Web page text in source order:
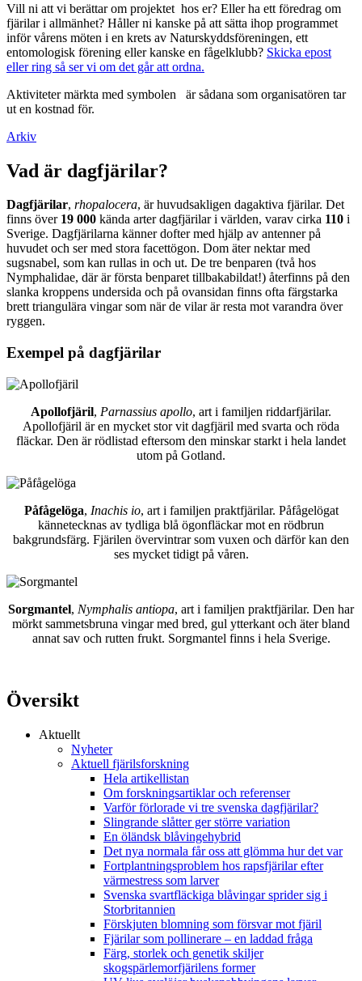
Vill ni att vi berättar om projektet hos er? Eller ha ett föredrag om
fjärilar i allmänhet? Håller ni kanske på att sätta ihop programmet
inför vårens möten i en krets av Naturskyddsföreningen, ett
entomologisk förening eller kanske en fågelklubb? Skicka epost
eller ring så ser vi om det går att ordna.
Aktiviteter märkta med symbolen
är sådana som organisatören tar
ut en kostnad för.
Arkiv
Vad är dagfjärilar?
Dagfjärilar, rhopalocera, är huvudsakligen dagaktiva fjärilar. Det
finns över 19 000 kända arter dagfjärilar i världen, varav cirka 110 i
Sverige. Dagfjärilarna känner dofter med hjälp av antenner på
huvudet och ser med stora facettögon. Dom äter nektar med
sugsnabel, som kan rullas in och ut. De tre benparen (två hos
Nymphalidae, där är första benparet tillbakabildat!) återfinns på den
slanka kroppens undersida och på ovansidan finns ofta färgstarka
brett triangulära vingar som när de vilar är resta mot varandra över
ryggen.
Exempel på dagfjärilar
Apollofjäril, Parnassius apollo, art i familjen riddarfjärilar.
Apollofjäril är en mycket stor vit dagfjäril med svarta och röda
fläckar. Den är rödlistad eftersom den minskar starkt i hela landet
utom på Gotland.
Påfågelöga, Inachis io, art i familjen praktfjärilar. Påfågelögat
kännetecknas av tydliga blå ögonfläckar mot en rödbrun
bakgrundsfärg. Fjärilen övervintrar som vuxen och därför kan den
ses mycket tidigt på våren.
Sorgmantel, Nymphalis antiopa, art i familjen praktfjärilar. Den har
mörkt sammetsbruna vingar med bred, gul ytterkant och äter bland
annat sav och rutten frukt. Sorgmantel finns i hela Sverige.
Översikt
Aktuellt
Nyheter
Aktuell fjärilsforskning
Hela artikellistan
Om forskningsartiklar och referenser
Varför förlorade vi tre svenska dagfjärilar?
Slingrande slåtter ger större variation
En öländsk blåvingehybrid
Det nya normala får oss att glömma hur det var
Fortplantningsproblem hos rapsfjärilar efter
värmestress som larver
Svenska svartfläckiga blåvingar sprider sig i
Storbritannien
Förskjuten blomning som försvar mot fjäril
Fjärilar som pollinerare – en laddad fråga
Färg, storlek och genetik skiljer
skogspärlemorfjärilens former